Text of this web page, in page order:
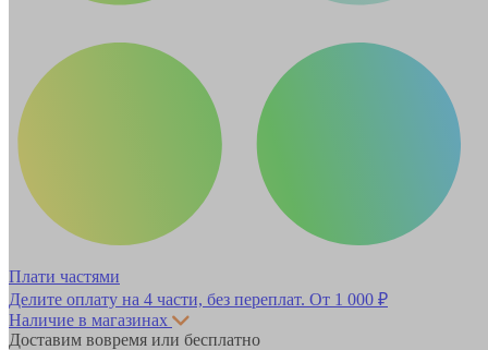
Плати частями
Делите оплату на 4 части, без переплат. От 1 000 ₽
Наличие в магазинах
Доставим вовремя или бесплатно